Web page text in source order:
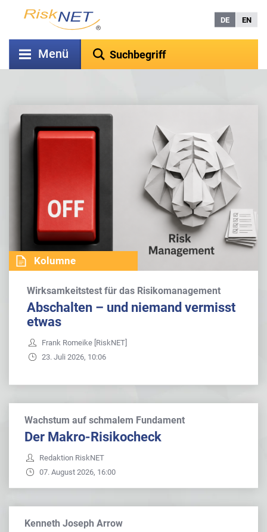
DE EN
Menü
Kolumne
Wirksamkeitstest für das Risikomanagement
Abschalten – und niemand vermisst
etwas
Frank Romeike [RiskNET]
23. Juli 2026, 10:06
Wachstum auf schmalem Fundament
Der Makro-Risikocheck
Redaktion RiskNET
07. August 2026, 16:00
Kenneth Joseph Arrow